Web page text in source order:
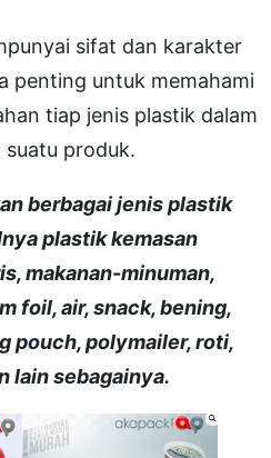
sifat dan karakter
penting untuk memahami
tiap jenis plastik dalam
suatu produk.
berbagai jenis plastik
plastik kemasan
makanan-minuman,
foil, air, snack, bening,
pouch, polymailer, roti,
lain sebagainya.